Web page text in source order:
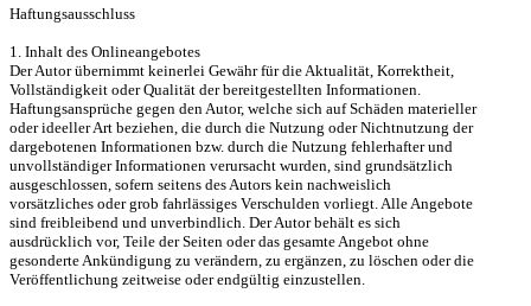
Haftungsausschluss
1. Inhalt des Onlineangebotes
Der Autor übernimmt keinerlei Gewähr für die Aktualität, Korrektheit,
Vollständigkeit oder Qualität der bereitgestellten Informationen.
Haftungsansprüche gegen den Autor, welche sich auf Schäden materieller
oder ideeller Art beziehen, die durch die Nutzung oder Nichtnutzung der
dargebotenen Informationen bzw. durch die Nutzung fehlerhafter und
unvollständiger Informationen verursacht wurden, sind grundsätzlich
ausgeschlossen, sofern seitens des Autors kein nachweislich
vorsätzliches oder grob fahrlässiges Verschulden vorliegt. Alle Angebote
sind freibleibend und unverbindlich. Der Autor behält es sich
ausdrücklich vor, Teile der Seiten oder das gesamte Angebot ohne
gesonderte Ankündigung zu verändern, zu ergänzen, zu löschen oder die
Veröffentlichung zeitweise oder endgültig einzustellen.